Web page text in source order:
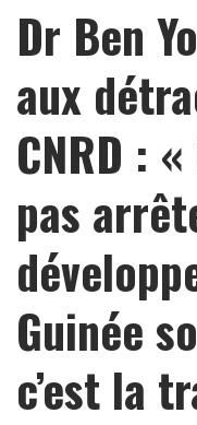
Dr Ben
aux
CNRD :
pas
Guinée
c’est la